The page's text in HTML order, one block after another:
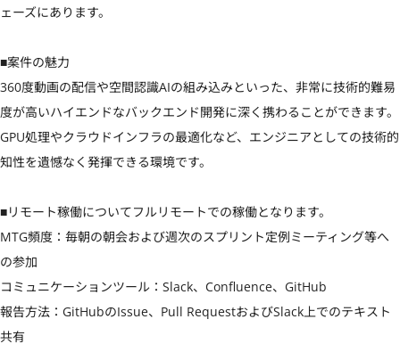
ェーズにあります。
■案件の魅力
360度動画の配信や空間認識AIの組み込みといった、非常に技術的難易
度が高いハイエンドなバックエンド開発に深く携わることができます。
GPU処理やクラウドインフラの最適化など、エンジニアとしての技術的
知性を遺憾なく発揮できる環境です。
■リモート稼働についてフルリモートでの稼働となります。
MTG頻度：毎朝の朝会および週次のスプリント定例ミーティング等へ
の参加
コミュニケーションツール：Slack、Confluence、GitHub
報告方法：GitHubのIssue、Pull RequestおよびSlack上でのテキスト
共有